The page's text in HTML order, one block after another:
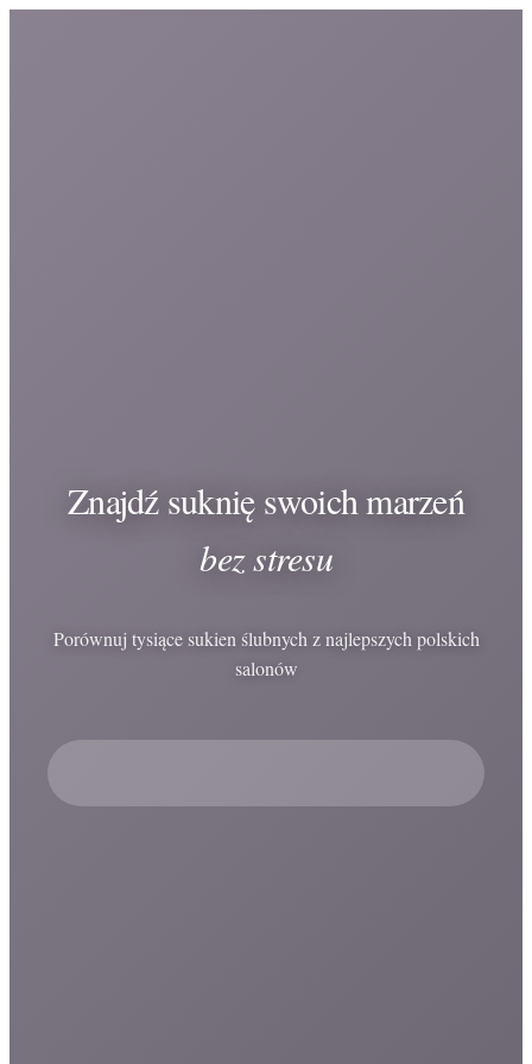
Znajdź suknię swoich marzeń
bez stresu
Porównuj tysiące sukien ślubnych z najlepszych polskich
salonów